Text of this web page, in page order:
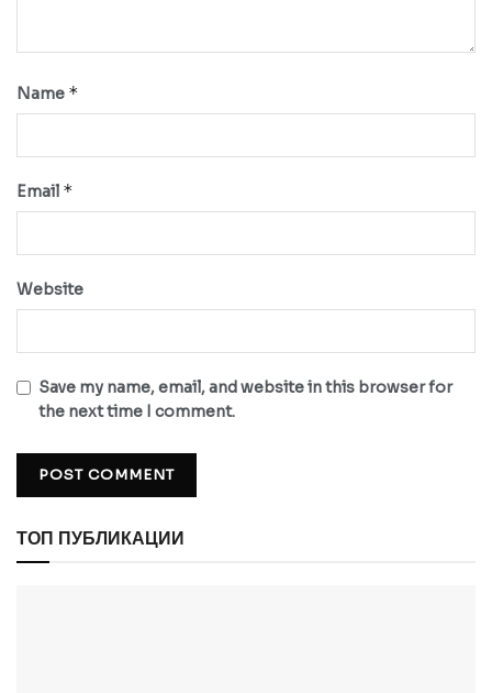
Name *
Email *
Website
Save my name, email, and website in this browser for
the next time I comment.
ТОП ПУБЛИКАЦИИ